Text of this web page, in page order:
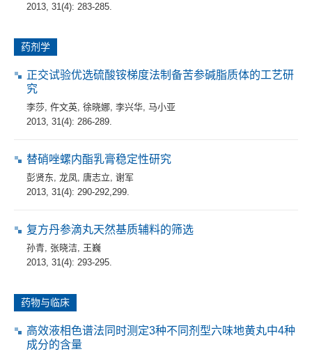
2013, 31(4): 283-285.
药剂学
正交试验优选硫酸铵梯度法制备苦参碱脂质体的工艺研
究
李莎 仵文英 徐晓娜 李兴华 马小亚
2013, 31(4): 286-289.
替硝唑螺内酯乳膏稳定性研究
彭贤东 龙凤 唐志立 谢军
2013, 31(4): 290-292,299.
复方丹参滴丸天然基质辅料的筛选
孙青 张晓洁 王巍
2013, 31(4): 293-295.
药物与临床
高效液相色谱法同时测定3种不同剂型六味地黄丸中4种
成分的含量